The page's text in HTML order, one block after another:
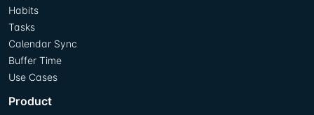
Habits
Tasks
Calendar Sync
Buffer Time
Use Cases
Product